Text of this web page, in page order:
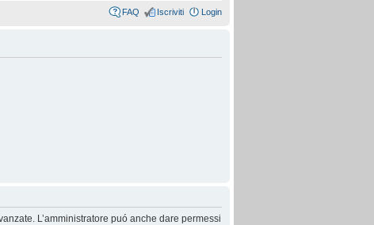
FAQ Iscriviti Login
L’amministratore puó anche dare permessi